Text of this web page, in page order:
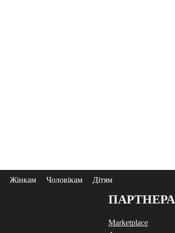
Жінкам Чоловікам Дітям
Marketplace